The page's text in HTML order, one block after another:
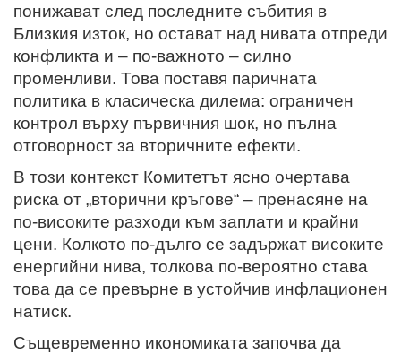
понижават след последните събития в
Близкия изток, но остават над нивата отпреди
конфликта и – по-важното – силно
променливи. Това поставя паричната
политика в класическа дилема: ограничен
контрол върху първичния шок, но пълна
отговорност за вторичните ефекти.
В този контекст Комитетът ясно очертава
риска от „вторични кръгове“ – пренасяне на
по-високите разходи към заплати и крайни
цени. Колкото по-дълго се задържат високите
енергийни нива, толкова по-вероятно става
това да се превърне в устойчив инфлационен
натиск.
Същевременно икономиката започва да